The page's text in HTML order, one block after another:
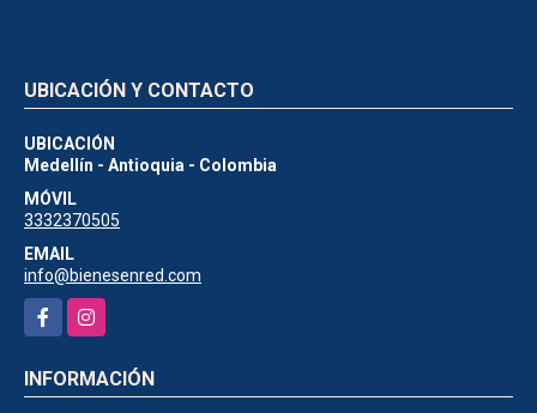
UBICACIÓN Y CONTACTO
UBICACIÓN
Medellín - Antioquia - Colombia
MÓVIL
3332370505
EMAIL
info@bienesenred.com
FacebookInstagram
INFORMACIÓN